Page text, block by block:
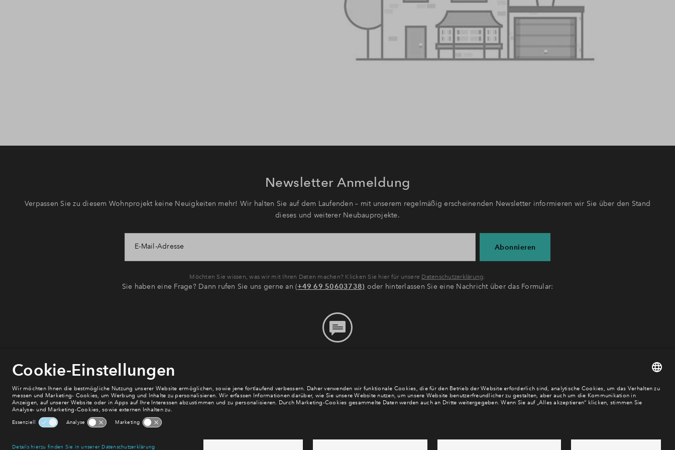
Newsletter Anmeldung
Verpassen Sie zu diesem Wohnprojekt keine Neuigkeiten mehr! Wir halten Sie auf dem Laufenden – mit unserem regelmäßig erscheinenden Newsletter informieren wir Sie über den Stand
dieses und weiterer Neubauprojekte.
E-Mail-Adresse Abonnieren
Möchten Sie wissen, was wir mit Ihren Daten machen? Klicken Sie hier für unsere Datenschutzerklärung.
Sie haben eine Frage? Dann rufen Sie uns gerne an (+49 69 50603738) oder hinterlassen Sie eine Nachricht über das Formular: